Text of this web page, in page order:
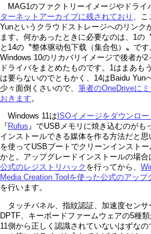
MAG1のファクトリーイメージやドライ
ターネットアーカイブに残されており
、
Yunというクラウドストレージへのリンク
ます。何かあったときに必要なのは、1の
と14の〝整体驱动包下载（集合包）〟で
Windows 10のリカバリイメージで後者が2
ドライバをまとめたものです。1はまあも
は要らないのでともかく、14はBaidu Yun
少々面倒くさいので、 筆者のOneDriveに
おきます 。
Windows 11は ISOイメージをダウンロー
『 Rufus』でUSBメモリに焼き込むのがも
インストールできる媒体を作る方法だと思
を使ってUSBブートでクリーンインスト
かと。アップグレードインストールの場合
公式のレジストリハック を行ってから、
Media Creation Toolを使った公式のアップ
を行います。
タッチパネル、指紋認証、加速度センサ
DPTF、キーボードファームウェアの5種
11側から正しく認識されていないはずなの